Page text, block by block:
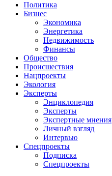
Политика
Бизнес
Экономика
Энергетика
Недвижимость
Финансы
Общество
Происшествия
Нацпроекты
Экология
Эксперты
Энциклопедия
Эксперты
Экспертные мнения
Личный взгляд
Интервью
Спецпроекты
Подписка
Спецпроекты